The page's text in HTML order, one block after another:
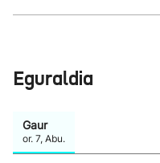
Eguraldia
Gaur
or. 7, Abu.